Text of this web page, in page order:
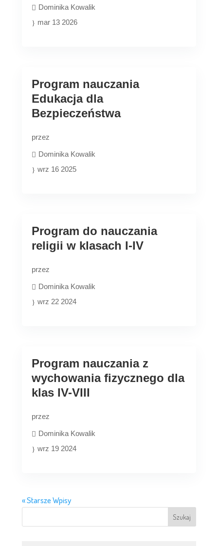
Dominika Kowalik
mar 13 2026
Program nauczania
Edukacja dla
Bezpieczeństwa
przez
Dominika Kowalik
wrz 16 2025
Program do nauczania
religii w klasach I-IV
przez
Dominika Kowalik
wrz 22 2024
Program nauczania z
wychowania fizycznego dla
klas IV-VIII
przez
Dominika Kowalik
wrz 19 2024
« Starsze Wpisy